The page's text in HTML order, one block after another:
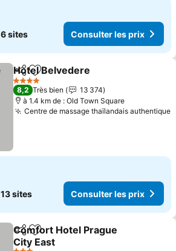
6 sites Consulter les prix
PartagerAjouter à mes favoris
Hotel Belvedere
4 Étoiles
8,2 Très bien
13 374
à 1.4 km de : Old Town Square
Centre de massage thaïlandais authentique
13 sites Consulter les prix
PartagerAjouter à mes favoris
Comfort Hotel Prague
City East